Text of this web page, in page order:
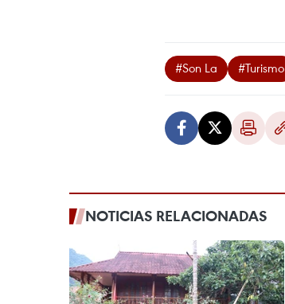
#Son La #Turismo
NOTICIAS RELACIONADAS